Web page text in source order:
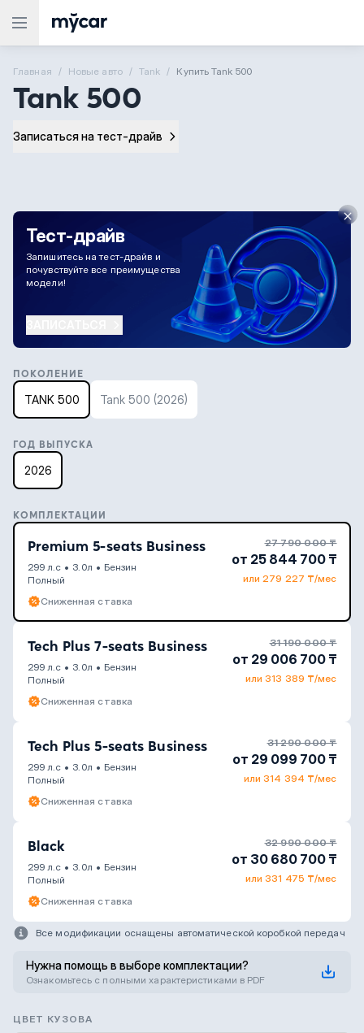
Главная Новые aвто Tank Купить Tank 500
Tank 500
Записаться на тест-драйв
Тест-драйв
Запишитесь на тест-драйв и
почувствуйте все преимущества
модели!
ПОКОЛЕНИЕ
TANK 500 Tank 500 (2026)
ГОД ВЫПУСКА
2026
КОМПЛЕКТАЦИИ
Premium 5-seats Business
299 л.с • 3.0л • Бензин
Полный
27 790 000 ₸
от 25 844 700 ₸
или 279 227 ₸/мес
Сниженная ставка
Tech Plus 7-seats Business
299 л.с • 3.0л • Бензин
Полный
31 190 000 ₸
от 29 006 700 ₸
или 313 389 ₸/мес
Сниженная ставка
Tech Plus 5-seats Business
299 л.с • 3.0л • Бензин
Полный
31 290 000 ₸
от 29 099 700 ₸
или 314 394 ₸/мес
Сниженная ставка
Black
299 л.с • 3.0л • Бензин
Полный
32 990 000 ₸
от 30 680 700 ₸
или 331 475 ₸/мес
Сниженная ставка
Все модификации оснащены автоматической коробкой передач
Нужна помощь в выборе комплектации?
Ознакомьтесь с полными характеристиками в PDF
ЦВЕТ КУЗОВА